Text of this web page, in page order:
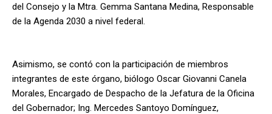
del Consejo y la Mtra. Gemma Santana Medina, Responsable
de la Agenda 2030 a nivel federal.
Asimismo, se contó con la participación de miembros
integrantes de este órgano, biólogo Oscar Giovanni Canela
Morales, Encargado de Despacho de la Jefatura de la Oficina
del Gobernador; Ing. Mercedes Santoyo Domínguez,